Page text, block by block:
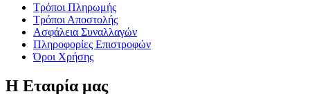
Τρόποι Πληρωμής
Τρόποι Αποστολής
Ασφάλεια Συναλλαγών
Πληροφορίες Επιστροφών
Όροι Χρήσης
Η Εταιρία μας